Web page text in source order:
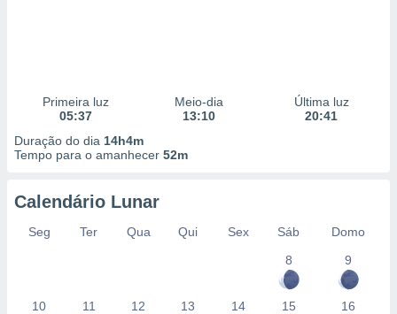
Primeira luz
05:37
Meio-dia
13:10
Última luz
20:41
Duração do dia 14h4m
Tempo para o amanhecer 52m
Calendário Lunar
Seg Ter Qua Qui Sex Sáb
Domo
8
9
10 11 12 13 14 15 16